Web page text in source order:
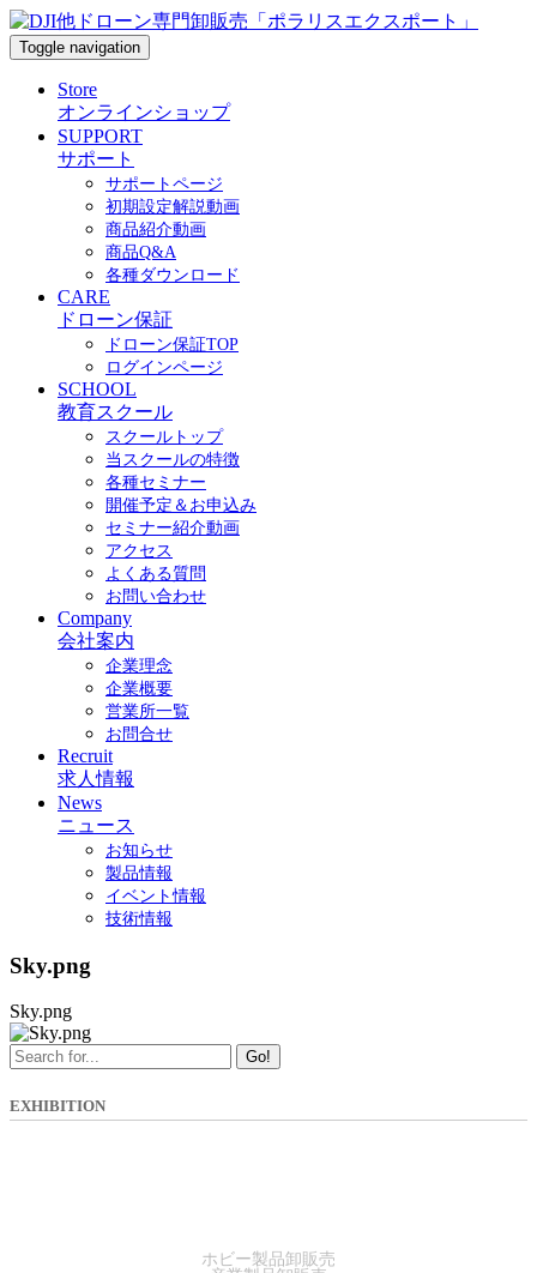
Toggle navigation
Store
オンラインショップ
SUPPORT
サポート
サポートページ
初期設定解説動画
商品紹介動画
商品Q&A
各種ダウンロード
CARE
ドローン保証
ドローン保証TOP
ログインページ
SCHOOL
教育スクール
スクールトップ
当スクールの特徴
各種セミナー
開催予定＆お申込み
セミナー紹介動画
アクセス
よくある質問
お問い合わせ
Company
会社案内
企業理念
企業概要
営業所一覧
お問合せ
Recruit
求人情報
News
ニュース
お知らせ
製品情報
イベント情報
技術情報
Sky.png
Sky.png
Go!
EXHIBITION
ホビー製品卸販売